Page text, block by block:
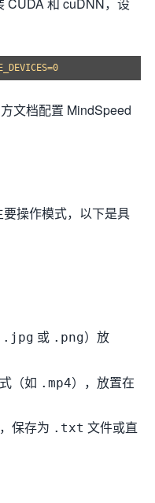
CUDA 和 cuDNN，设
文档配置 MindSpeed
操作模式，以下是具
.jpg 或 .png）放
（如 .mp4），放置在
保存为 .txt 文件或直